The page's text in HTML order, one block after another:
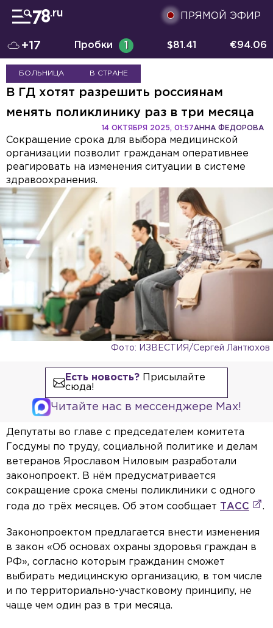
ПРЯМОЙ ЭФИР
+17 Пробки 1 $81.41 €94.06
БОЛЬНИЦА В СТРАНЕ
В ГД хотят разрешить россиянам
менять поликлинику раз в три месяца
АННА ФЕДОРОВА
14 ОКТЯБРЯ 2025, 01:57
Сокращение срока для выбора медицинской
организации позволит гражданам оперативнее
реагировать на изменения ситуации в системе
здравоохранения.
Фото: ИЗВЕСТИЯ/Сергей Лантюхов
Есть новость?Присылайте
сюда!
Читайте нас в мессенджере Max!
Депутаты во главе с председателем комитета
Госдумы по труду, социальной политике и делам
ветеранов Ярославом Ниловым разработали
законопроект. В нём предусматривается
сокращение срока смены поликлиники с одного
года до трёх месяцев. Об этом сообщает
ТАСС .
Законопроектом предлагается внести изменения
в закон «Об основах охраны здоровья граждан в
РФ», согласно которым гражданин сможет
выбирать медицинскую организацию, в том числе
и по территориально-участковому принципу, не
чаще чем один раз в три месяца.